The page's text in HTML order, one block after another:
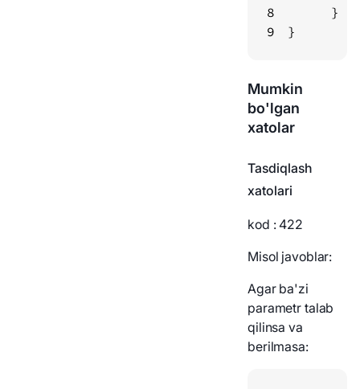
8
9
}
Mumkin
bo'lgan
xatolar
Tasdiqlash
xatolari
kod : 422
Misol javoblar:
Agar ba'zi
parametr talab
qilinsa va
berilmasa: